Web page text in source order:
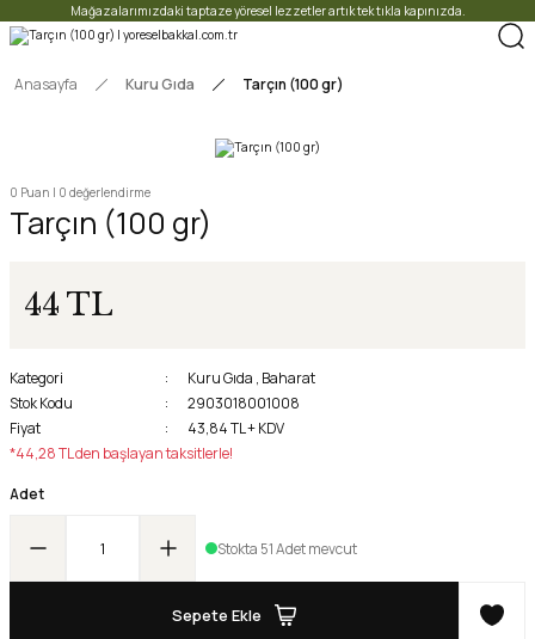
Mağazalarımızdaki taptaze yöresel lezzetler artık tek tıkla kapınızda.
Anasayfa Kuru Gıda Tarçın (100 gr)
0 Puan | 0 değerlendirme
Tarçın (100 gr)
44 TL
Kategori Kuru Gıda , Baharat
Stok Kodu
2903018001008
Fiyat
43,84 TL + KDV
*44,28 TL den başlayan taksitlerle!
Adet
Stokta 51 Adet mevcut
Sepete Ekle